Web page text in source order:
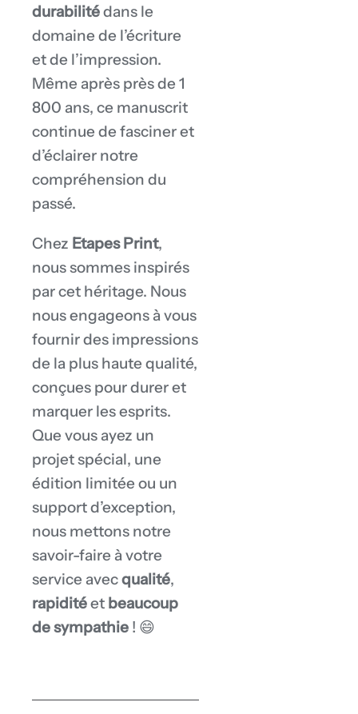
durabilitédans le
domaine de l’écriture
et de l’impression.
Même après près de 1
800 ans, ce manuscrit
continue de fasciner et
d’éclairer notre
compréhension du
passé.
Chez Etapes Print,
nous sommes inspirés
par cet héritage. Nous
nous engageons à vous
fournir des impressions
de la plus haute qualité,
conçues pour durer et
marquer les esprits.
Que vous ayez un
projet spécial, une
édition limitée ou un
support d’exception,
nous mettons notre
savoir-faire à votre
service avecqualité,
rapiditéet beaucoup
de sympathie! 😄